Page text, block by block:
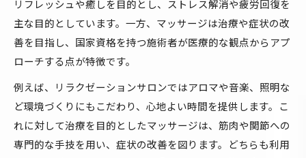
リフレッシュや癒しを目的とし、ストレス解消や疲労回復を
主な目的としています。一方、マッサージは治療や症状の改
善を目指し、国家資格を持つ施術者が医療的な観点からアプ
ローチする点が特徴です。
例えば、リラクゼーションサロンではアロマや音楽、照明な
ど環境づくりにもこだわり、心地よい時間を提供します。こ
れに対して治療を目的としたマッサージは、筋肉や関節への
専門的な手技を用い、症状の改善を図ります。どちらも利用